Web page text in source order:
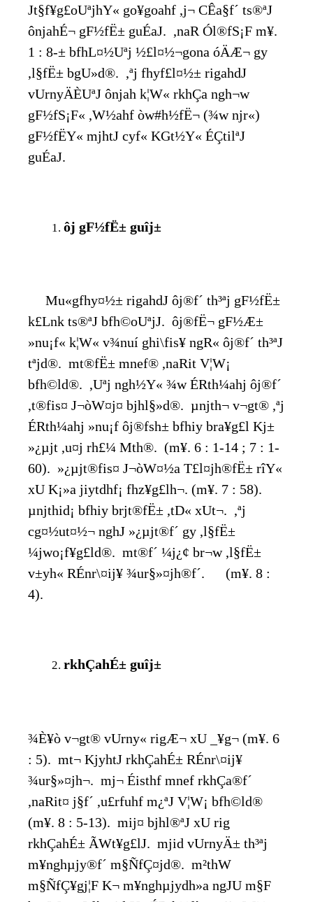
Jt§f¥g£oUªjhY« go¥goahf ,j¬ CÊa§f´ ts®ªJ
ônjahÉ¬ gF½fË± guÉaJ. ,naR Ól®fS¡F m¥.
1 : 8-± bfhL¤½Uªj ½£l¤½¬gona óÄÆ¬ gy
,l§fË± bgU»d®. ,ªj fhyf£l¤½± rigahdJ
vUrnyÄÈUªJ ônjah k¦W« rkhÇa ngh¬w
gF½fS¡F« ,W½ahf òw#h½fË¬ (¾w njr«)
gF½fËY« mjhtJ cyf« KGt½Y« ÉÇtilªJ
guÉaJ.
ôj gF½fË± guîj±
Mu«gfhy¤½± rigahdJ ôj®f´ th³ªj gF½fË±
k£Lnk ts®ªJ bfh©oUªjJ. ôj®fË¬ gF½Æ±
»nu¡f« k¦W« v¾nuí ghi\fis¥ ngR« ôj®f´ th³ªJ
tªjd®. mt®fË± mnef® ,naRit V¦W¡
bfh©ld®. ,Uªj ngh½Y« ¾w ÉRth¼ahj ôj®f´
,t®fis¤ J¬òW¤j¤ bjhl§»d®. µnjth¬ v¬gt® ,ªj
ÉRth¼ahj »nu¡f ôj®fsh± bfhiy br­a¥g£l Kj±
»¿µjt ,u¤j rh£¼ Mth®. (m¥. 6 : 1-14 ; 7 : 1-
60). »¿µjt®fis¤ J¬òW¤½a T£l¤jh®fË± rîY«
xU K¡»a jiytdhf¡ fhz¥g£lh¬. (m¥. 7 : 58).
µnjthid¡ bfhiy br­jt®fË± ,tD« xUt¬. ,ªj
cg¤½ut¤½¬ nghJ »¿µjt®f´ gy ,l§fË±
¼jwo¡f¥g£ld®. mt®f´ ¼j¿¢ br¬w ,l§fË±
v±yh« RÉnr\¤ij¥ ¾ur§»¤jh®f´. (m¥. 8 :
4).
rkhÇahÉ± guîj±
¾È¥ò v¬gt® vUrny« rigÆ¬ xU _¥g¬ (m¥. 6
: 5). mt¬ KjyhtJ rkhÇahÉ± RÉnr\¤ij¥
¾ur§»¤jh¬. mj¬ Éisthf mnef rkhÇa®f´
,naRit¤ j§f´ ,u£rfuhf m¿ªJ V¦W¡ bfh©ld®
(m¥. 8 : 5-13). mij¤ bjhl®ªJ xU rig
rkhÇahÉ± ÃWt¥g£lJ. mjid vUrnyÄ± th³ªj
m¥nghµjy®f´ m§ÑfÇ¤jd®. m²thW
m§ÑfÇ¥gj¦F K¬ m¥nghµjydh»a ngJU m§F